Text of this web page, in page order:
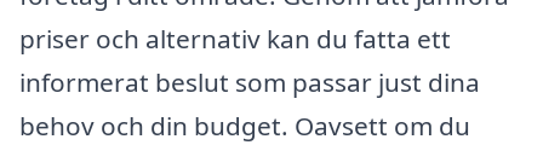
priser och alternativ kan du fatta ett
informerat beslut som passar just dina
behov och din budget. Oavsett om du